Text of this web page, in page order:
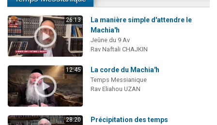
26:13
La manière simple d'attendre le
Machia'h
Jeûne du 9 Av
Rav Naftali CHAJKIN
12:45 La corde du Machia'h
Temps Messianique
Rav Eliahou UZAN
28:20
Précipitation des temps